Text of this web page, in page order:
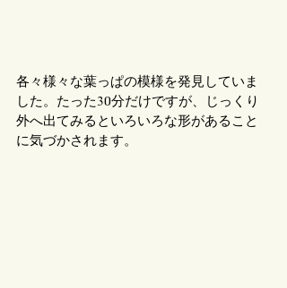
各々様々な葉っぱの模様を発見していま
した。たった30分だけですが、じっくり
外へ出てみるといろいろな形があること
に気づかされます。